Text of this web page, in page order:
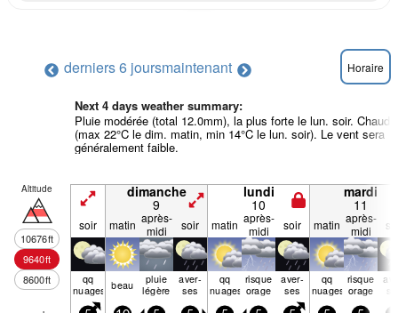
derniers 6 joursmaintenant Horaire
Next 4 days weather summary:
Pluie modérée (total 12.0mm), la plus forte le lun. soir. Chaud
(max 22°C le dim. matin, min 14°C le lun. soir). Le vent sera
généralement faible.
Altitude
10676ft
9640ft
8600ft
dimanche
9
lundi
10
mardi
11
soir matin après-
midi
soir matin après-
midi
soir matin après-
midi
qq
nuages beau pluie
légère
aver­
ses
qq
nuages
risque
orage
aver­
ses
qq
nuages
risque
orage